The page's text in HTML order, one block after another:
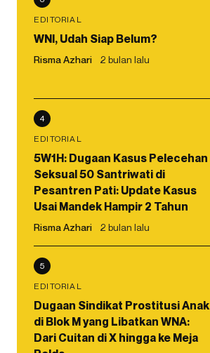
EDITORIAL
WNI, Udah Siap Belum?
Risma Azhari 2 bulan lalu
4
EDITORIAL
5W1H: Dugaan Kasus Pelecehan
Seksual 50 Santriwati di
Pesantren Pati: Update Kasus
Usai Mandek Hampir 2 Tahun
Risma Azhari 2 bulan lalu
5
EDITORIAL
Dugaan Sindikat Prostitusi Anak
di Blok M yang Libatkan WNA:
Dari Cuitan di X hingga ke Meja